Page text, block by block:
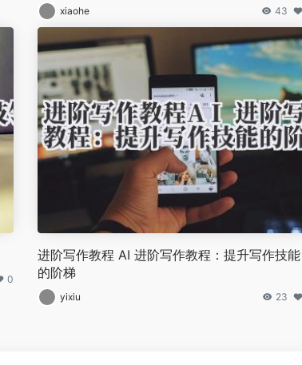
xiaohe 43
0
进阶写作教程 AI 进阶写作教程：提升写作技能
的阶梯
yixiu 23